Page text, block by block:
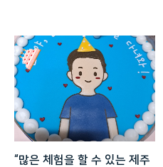
“많은 체험을 할 수 있는 제주